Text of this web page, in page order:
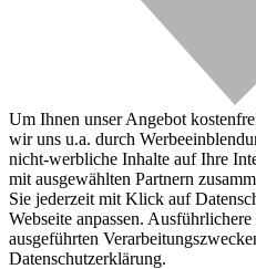
Um Ihnen unser Angebot
wir uns u.a. durch
nicht-werbliche Inhalte auf Ihre
mit ausgewählten Partnern
Sie jederzeit mit Klick auf
Webseite anpassen.
ausgeführten
Datenschutzerklärung.